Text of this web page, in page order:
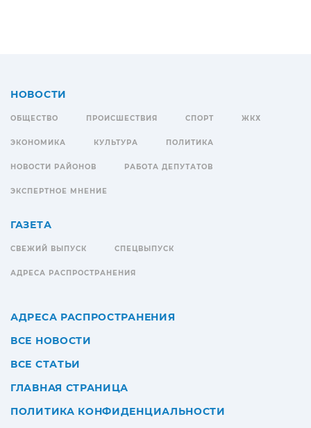
НОВОСТИ
ОБЩЕСТВО ПРОИСШЕСТВИЯ СПОРТ ЖКХ
ЭКОНОМИКА КУЛЬТУРА ПОЛИТИКА
НОВОСТИ РАЙОНОВ РАБОТА ДЕПУТАТОВ
ЭКСПЕРТНОЕ МНЕНИЕ
ГАЗЕТА
СВЕЖИЙ ВЫПУСК СПЕЦВЫПУСК
АДРЕСА РАСПРОСТРАНЕНИЯ
АДРЕСА РАСПРОСТРАНЕНИЯ
ВСЕ НОВОСТИ
ВСЕ СТАТЬИ
ГЛАВНАЯ СТРАНИЦА
ПОЛИТИКА КОНФИДЕНЦИАЛЬНОСТИ